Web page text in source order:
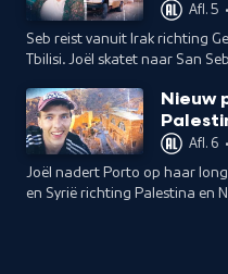
Afl. 5 •
Seb reist vanuit Irak richting
Tbilisi. Joël skatet naar San
Nieuw
Afl. 6 •
Joël nadert Porto op haar
en Syrië richting Palestina en